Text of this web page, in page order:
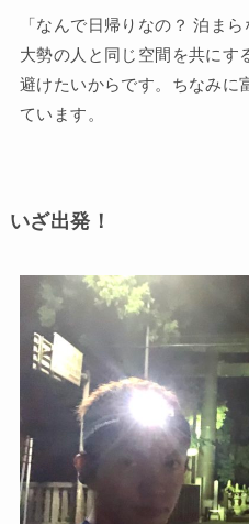
「なんで日帰りなの？ 泊ま
大勢の人と同じ空間を共にす
避けたいからです。ちなみに
ています。
いざ出発！